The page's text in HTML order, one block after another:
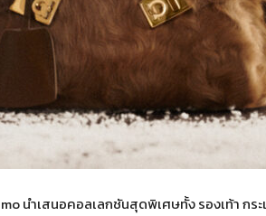
นำเสนอคอลเลกชันสุดพิเศษทั้ง รองเท้า กร